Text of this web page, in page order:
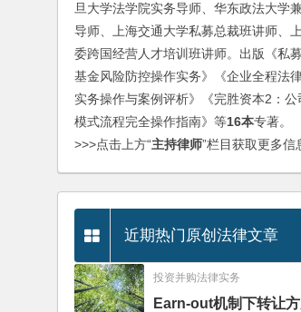
旦大学法学院实务导师、华东政法大学
导师、上海交通大学私募总裁班讲师、
委跨国经营人才培训班讲师。出版《私
基金风险防控操作实务》《企业全程法
实务操作与案例评析》《完胜资本2：公
模式流程完全操作指南》等16本专著。
>>>点击上方“主持律师”栏目获取更多信
近期热门原创法律文章
投资并购法律实务
Earn-out机制下转让